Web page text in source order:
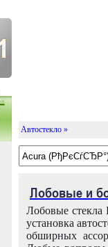
Автостекло »
Лобовые и
Лобовые стекла
установка
обширных